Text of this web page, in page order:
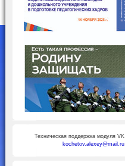
Техническая поддержка модуля VK
kochetov.alexey@mail.ru